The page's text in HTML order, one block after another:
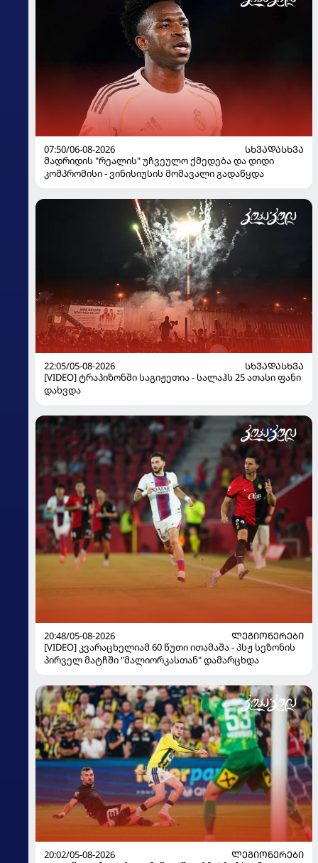
07:50/06-08-2026
ᲡᲮᲕᲐᲓᲐᲡᲮᲕᲐ
მადრიდის "რეალის" უჩვეულო ქმედება და დიდი
კომპრომისი - ვინისიუსის მომავალი გადაწყდა
22:05/05-08-2026
ᲡᲮᲕᲐᲓᲐᲡᲮᲕᲐ
[VIDEO] ტრაპიზონში საგიჟეთია - სალაჰს 25 ათასი ფანი
დახვდა
20:48/05-08-2026
ᲚᲔᲒᲘᲝᲜᲔᲠᲔᲑᲘ
[VIDEO] კვარაცხელიამ 60 წუთი ითამაშა - პსჟ სეზონის
პირველ მატჩში "მალიორკასთან" დამარცხდა
20:02/05-08-2026
ᲚᲔᲒᲘᲝᲜᲔᲠᲔᲑᲘ